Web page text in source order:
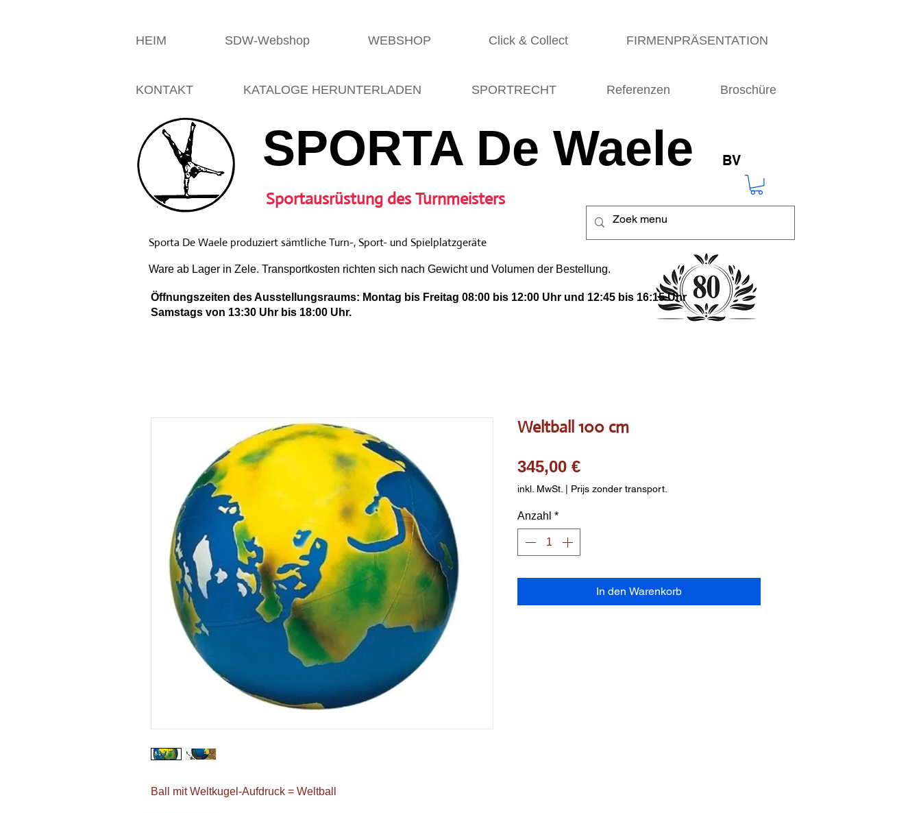
HEIM SDW-Webshop WEBSHOP Click & Collect FIRMENPRÄSENTATION
KONTAKT KATALOGE HERUNTERLADEN SPORTRECHT Referenzen Broschüre
SPORTA De Waele BV
Sportausrüstung des Turnmeisters
Ware ab Lager in Zele. Transportkosten richten sich nach Gewicht und Volumen der Bestellung.
Sporta De Waele produziert sämtliche Turn-, Sport- und Spielplatzgeräte
Öffnungszeiten des Ausstellungsraums: Montag bis Freitag 08:00 bis 12:00 Uhr und 12:45 bis 16:15 Uhr
Samstags von 13:30 Uhr bis 18:00 Uhr.
Ball mit Weltkugel-Aufdruck = Weltball
Weltball 100 cm
345,00 €Preis
inkl. MwSt. | Prijs zonder transport.
Anzahl *
In den Warenkorb